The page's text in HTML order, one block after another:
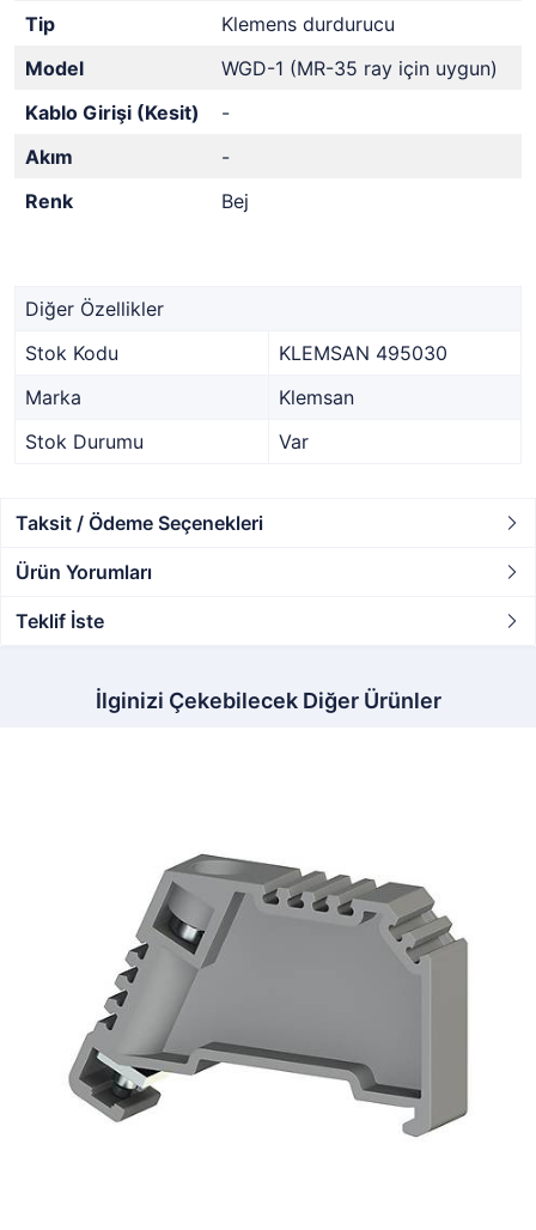
Tip
Klemens durdurucu
Model
WGD-1 (MR-35 ray için uygun)
Kablo Girişi (Kesit)
-
Akım
-
Renk
Bej
Diğer Özellikler
Stok Kodu
KLEMSAN 495030
Marka
Klemsan
Stok Durumu
Var
Taksit / Ödeme Seçenekleri
Ürün Yorumları
Teklif İste
İlginizi Çekebilecek Diğer Ürünler